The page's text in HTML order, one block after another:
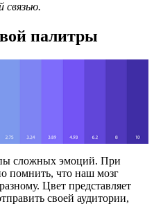
связью.
палитры
сложных эмоций. При
помнить, что наш мозг
Цвет представляет
своей аудитории,